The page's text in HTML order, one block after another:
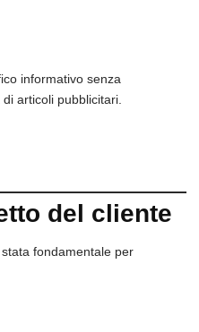
informativo senza
articoli pubblicitari.
del cliente
fondamentale per